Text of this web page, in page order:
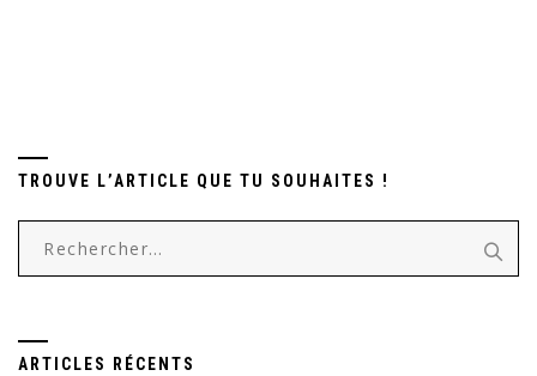
TROUVE L’ARTICLE QUE TU SOUHAITES !
Rechercher :
ARTICLES RÉCENTS